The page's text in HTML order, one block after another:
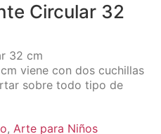
Circular 32
32 cm
viene con dos cuchillas
sobre todo tipo de
, Arte para Niños